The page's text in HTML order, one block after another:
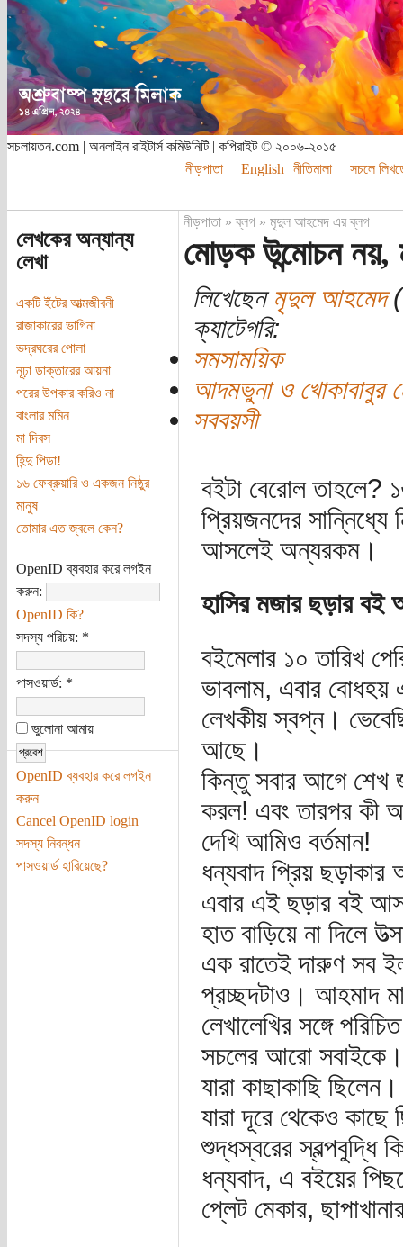
সচলায়তন.com | অনলাইন রাইটার্স কমিউনিটি | কপিরাইট © ২০০৬-২০১৫
নীড়পাতা
English নীতিমালা সচলে
লেখকের অন্যান্য
লেখা
একটি ইঁটের আত্মজীবনী
রাজাকারের ভাগিনা
ভদ্রঘরের পোলা
নূঢ়া ডাক্তারের আয়না
পরের উপকার করিও না
বাংলার মমিন
মা দিবস
হিন্দু পিডা!
১৬ ফেব্রুয়ারি ও একজন নিষ্ঠুর
মানুষ
তোমার এত জ্বলে কেন?
OpenID ব্যবহার করে লগইন
করুন:
OpenID কি?
সদস্য পরিচয়: *
পাসওয়ার্ড: *
ভুলোনা আমায়
OpenID ব্যবহার করে লগইন
করুন
Cancel OpenID login
সদস্য নিবন্ধন
পাসওয়ার্ড হারিয়েছে?
নীড়পাতা»ব্লগ» মৃদুল আহমেদ এর ব্লগ
মোড়ক উন্মোচন
লিখেছেনমৃদুল আহমেদ
ক্যাটেগরি:
সমসাময়িক
আদমভুনা ও খোকাবাবুর
সববয়সী
বইটা বেরোল তাহলে?
প্রিয়জনদের
আসলেই অন্যরকম।
হাসির মজার ছড়ার
বইমেলার ১০ তারিখ
ভাবলাম, এবার
লেখকীয় স্বপ্ন।
আছে।
কিন্তু সবার আগে শেখ
করল! এবং তারপর কী
দেখি আমিও বর্তমান!
ধন্যবাদ প্রিয়
এবার এই ছড়ার বই
হাত বাড়িয়ে না দিলে
এক রাতেই দারুণ সব
প্রচ্ছদটাও। আহমাদ
লেখালেখির সঙ্গে
সচলের আরো সবাইকে।
যারা কাছাকাছি ছিলেন।
যারা দূরে থেকেও কাছে
শুদ্ধস্বরের স্বল্পবুদ্ধি
ধন্যবাদ, এ বইয়ের
প্লেট মেকার,